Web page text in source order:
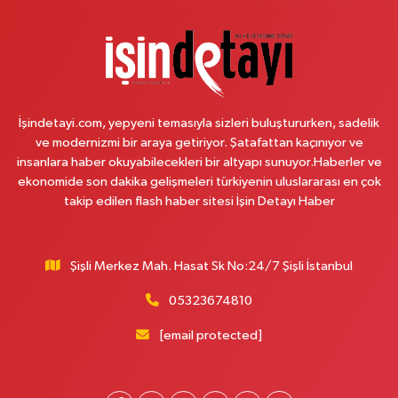
Yol Tarifi Al
Çemberlitaş Eczanesi
Binbirdirek Mahallesi Peykane Caddesi 25 A
0 (212) 590 90 09 Yol Tarifi Al
Naciye Eczanesi
Esentepe Mahallesi 2388. Sokak 8 A 38 NOLU ASM YANI - ESENTEPE
MERKEZ CAMİNİN ORDAKİ GÜVEN KASABIN KARŞI SOKAĞINDA
Mehmet Nesih Özmen Mahallesi Zeki Sokak No:28 A MEVLANA FIRININ
Burak Eczanesi
İşindetayi.com, yepyeni temasıyla sizleri buluştururken, sadelik
ve modernizmi bir araya getiriyor. Şatafattan kaçınıyor ve
insanlara haber okuyabilecekleri bir altyapı sunuyor.Haberler ve
ekonomide son dakika gelişmeleri türkiyenin uluslararası en çok
takip edilen flash haber sitesi İşin Detayı Haber
Şişli Merkez Mah. Hasat Sk No:24/7 Şişli İstanbul
05323674810
[email protected]